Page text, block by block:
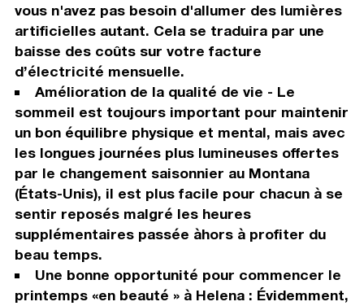
vous n'avez pas besoin d'allumer des lumières
artificielles autant. Cela se traduira par une
baisse des coûts sur votre facture
d’électricité mensuelle.
Amélioration de la qualité de vie - Le
sommeil est toujours important pour maintenir
un bon équilibre physique et mental, mais avec
les longues journées plus lumineuses offertes
par le changement saisonnier au Montana
(États-Unis), il est plus facile pour chacun à se
sentir reposés malgré les heures
supplémentaires passée àhors à profiter du
beau temps.
Une bonne opportunité pour commencer le
printemps «en beauté » à Helena : Évidemment,